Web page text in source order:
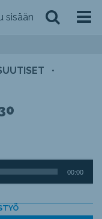
sisään
•
00:00